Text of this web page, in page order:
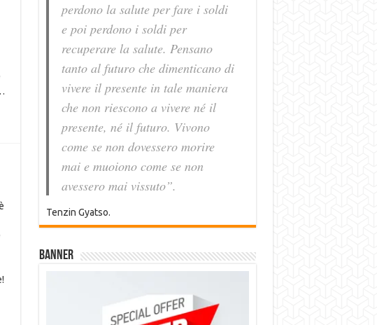
perdono la salute per fare i soldi
e poi perdono i soldi per
recuperare la salute. Pensano
tanto al futuro che dimenticano di
vivere il presente in tale maniera
che non riescono a vivere né il
presente, né il futuro. Vivono
come se non dovessero morire
mai e muoiono come se non
avessero mai vissuto”.
Tenzin Gyatso.
Banner